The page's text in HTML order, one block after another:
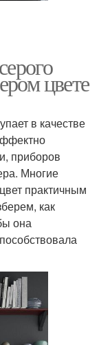
цвете
в качестве
приборов
Многие
практичным
как
она